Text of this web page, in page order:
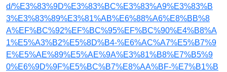
d/%E3%83%9D%E3%83%BC%E3%83%A9%E3%83%B
3%E3%83%89%E3%81%AB%E6%88%A6%E8%BB%8
A%EF%BC%92%EF%BC%95%EF%BC%90%E4%B8%A
1%E5%A3%B2%E5%8D%B4-%E6%AC%A7%E5%B7%9
E%E5%AE%89%E5%AE%9A%E3%81%B8%E7%B5%9
0%E6%9D%9F%E5%BC%B7%E8%AA%BF-%E7%B1%B